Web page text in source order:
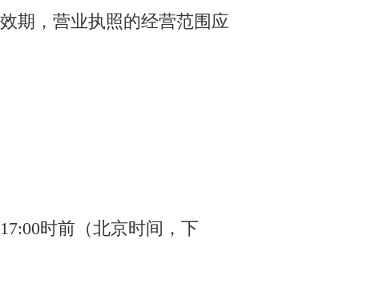
期，营业执照的经营范围应
时前（北京时间，下